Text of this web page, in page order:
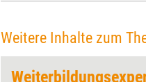
Weitere Inhalte zum